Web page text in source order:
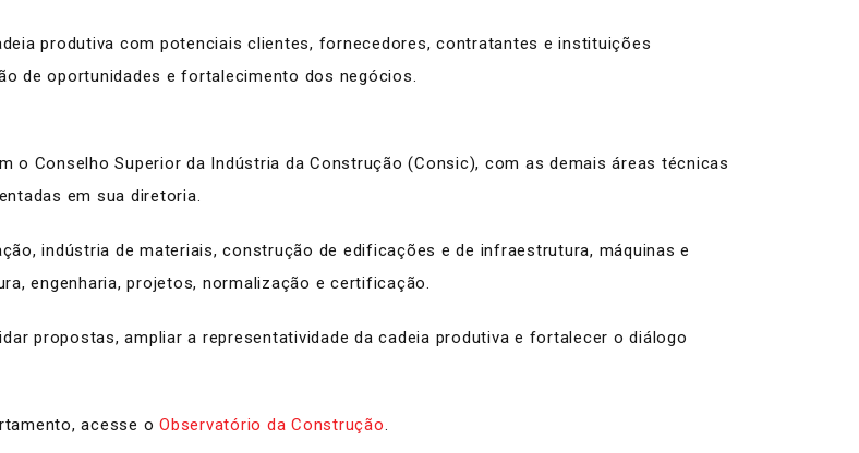
produtiva com potenciais clientes, fornecedores, contratantes e instituições
de oportunidades e fortalecimento dos negócios.
o Conselho Superior da Indústria da Construção (Consic), com as demais áreas técnicas
em sua diretoria.
indústria de materiais, construção de edificações e de infraestrutura, máquinas e
engenharia, projetos, normalização e certificação.
propostas, ampliar a representatividade da cadeia produtiva e fortalecer o diálogo
acesse o Observatório da Construção.